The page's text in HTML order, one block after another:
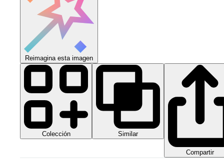
Reimagina esta imagen
Colección Similar
Compartir